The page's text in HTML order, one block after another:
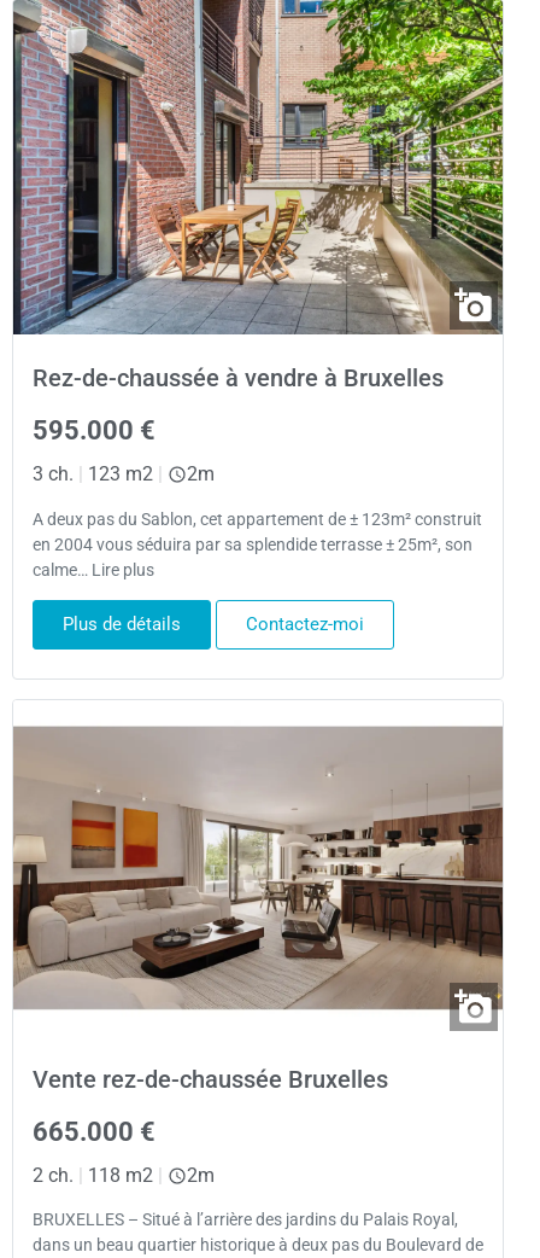
Rez-de-chaussée à vendre à Bruxelles
595.000 €
3 ch. 123 m2 2m
A deux pas du Sablon, cet appartement de ± 123m² construit
en 2004 vous séduira par sa splendide terrasse ± 25m², son
calme… Lire plus
Plus de détails Contactez-moi
Vente rez-de-chaussée Bruxelles
665.000 €
2 ch. | 118 m2 | 2m
BRUXELLES – Situé à l’arrière des jardins du Palais Royal,
dans un beau quartier historique à deux pas du Boulevard de